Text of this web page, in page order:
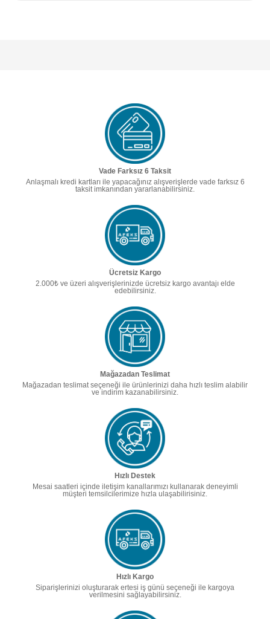
Vade Farksız 6 Taksit
Anlaşmalı kredi kartları ile yapacağınız alışverişlerde vade farksız 6
taksit imkanından yararlanabilirsiniz.
Ücretsiz Kargo
2.000₺ ve üzeri alışverişlerinizde ücretsiz kargo avantajı elde
edebilirsiniz.
Mağazadan Teslimat
Mağazadan teslimat seçeneği ile ürünlerinizi daha hızlı teslim alabilir
ve indirim kazanabilirsiniz.
Hızlı Destek
Mesai saatleri içinde iletişim kanallarımızı kullanarak deneyimli
müşteri temsilcilerimize hızla ulaşabilirisiniz.
Hızlı Kargo
Siparişlerinizi oluşturarak ertesi iş günü seçeneği ile kargoya
verilmesini sağlayabilirsiniz.